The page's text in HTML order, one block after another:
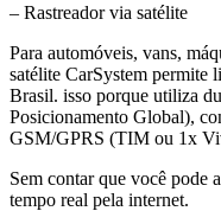
– Rastreador via satélite
Para automóveis, vans,
satélite CarSystem permite
Brasil. isso porque utiliza
Posicionamento Global),
GSM/GPRS (TIM ou 1x
Sem contar que você pode
tempo real pela internet.